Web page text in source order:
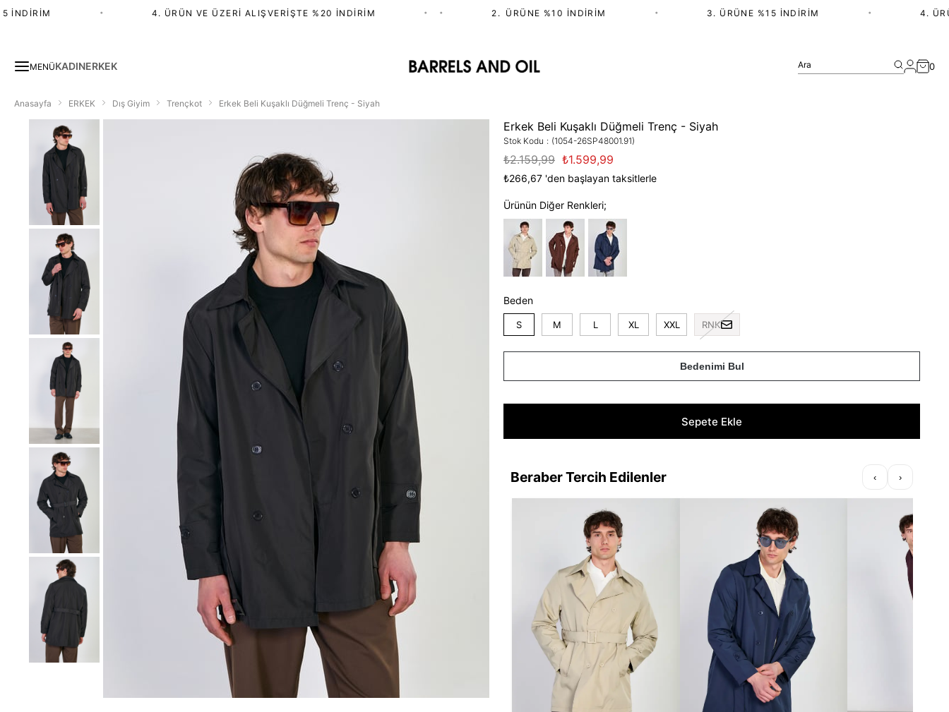
4. ÜRÜN VE ÜZERI ALIŞVERIŞTE %20 İNDIRIM • 2.⁠ ⁠ÜRÜNE %10 İNDIRIM 3. ÜRÜNE %15 İNDIRIM 4.
MENÜKADINERKEK Ara 0
Anasayfa ERKEK Dış Giyim Trençkot Erkek Beli Kuşaklı Düğmeli Trenç - Siyah
Erkek Beli Kuşaklı Düğmeli Trenç - Siyah
Stok Kodu (1054-26SP48001.91)
₺2.159,99 ₺1.599,99
₺266,67 'den başlayan taksitlerle
Ürünün Diğer Renkleri;
Beden
S M L XL XXL RNK
Bedenimi Bul
Beraber Tercih Edilenler ‹ ›